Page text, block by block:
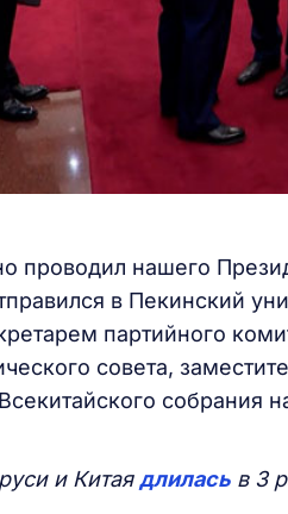
проводил нашего
в Пекинский
партийного
совета,
собрания
и Китаядлилась в 3